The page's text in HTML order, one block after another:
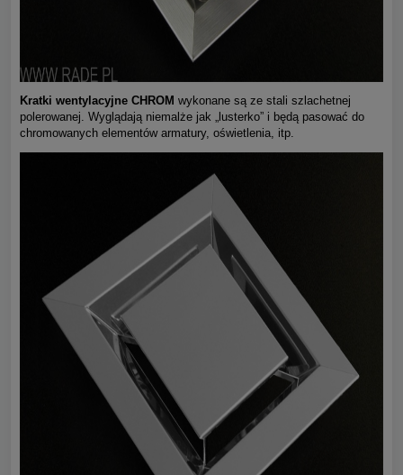
Kratki wentylacyjne CHROM wykonane są ze stali szlachetnej
polerowanej. Wyglądają niemalże jak „lusterko” i będą pasować do
chromowanych elementów armatury, oświetlenia, itp.